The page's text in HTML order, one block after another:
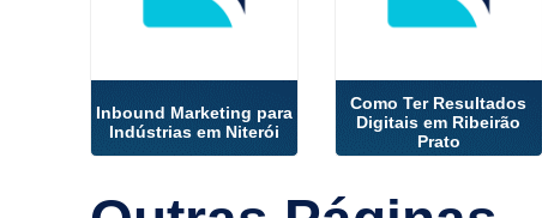
Inbound Marketing para
Indústrias em Niterói
Como Ter Resultados
Digitais em Ribeirão
Prato